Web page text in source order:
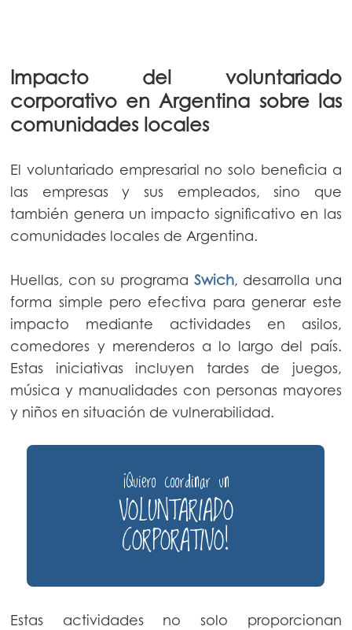
Impacto del voluntariado
corporativo en Argentina sobre las
comunidades locales
El voluntariado empresarial no solo beneficia a
las empresas y sus empleados, sino que
también genera un impacto significativo en las
comunidades locales de Argentina.
Huellas, con su programa Swich, desarrolla una
forma simple pero efectiva para generar este
impacto mediante actividades en asilos,
comedores y merenderos a lo largo del país.
Estas iniciativas incluyen tardes de juegos,
música y manualidades con personas mayores
y niños en situación de vulnerabilidad.
">
¡Quiero coordinar un
VOLUNTARIADO
CORPORATIVO!
Estas actividades no solo proporcionan